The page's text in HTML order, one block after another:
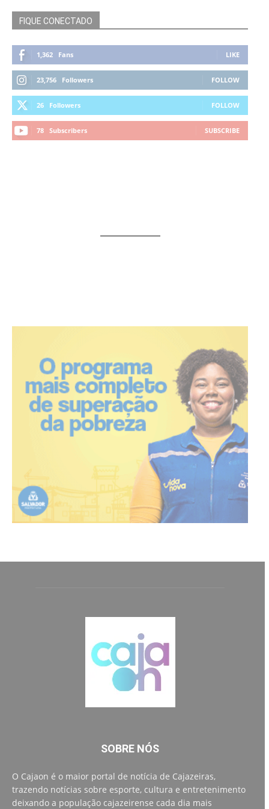
FIQUE CONECTADO
1,362 Fans LIKE
23,756 Followers FOLLOW
26 Followers FOLLOW
78 Subscribers SUBSCRIBE
SOBRE NÓS
O Cajaon é o maior portal de notícia de Cajazeiras,
trazendo notícias sobre esporte, cultura e entretenimento
deixando a população cajazeirense cada dia mais